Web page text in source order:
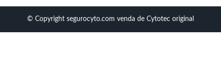
© Copyright segurocyto.com venda de Cytotec original